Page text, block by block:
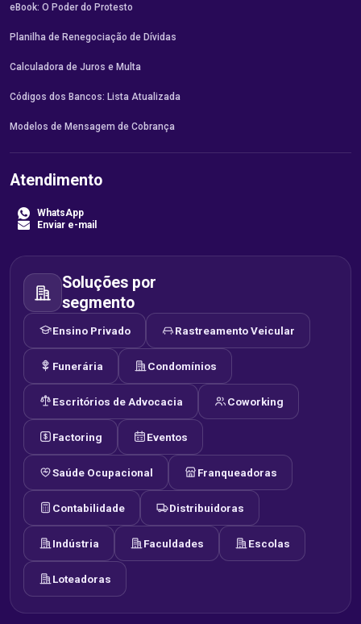
eBook: O Poder do Protesto
Planilha de Renegociação de Dívidas
Calculadora de Juros e Multa
Códigos dos Bancos: Lista Atualizada
Modelos de Mensagem de Cobrança
Atendimento
WhatsApp
Enviar e-mail
Soluções por
segmento
Ensino Privado Rastreamento Veicular
Funerária Condomínios
Escritórios de Advocacia Coworking
Factoring Eventos
Saúde Ocupacional Franqueadoras
Contabilidade Distribuidoras
Indústria Faculdades Escolas
Loteadoras